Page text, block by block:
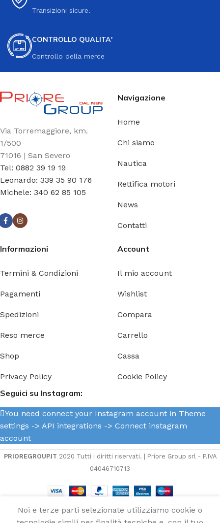
Transizioni sicure.
CONTROLLO QUALITA'
Controllo della merce
Via Torremaggiore, km.
1/500
71016 | San Severo
Tel: 0882 39 19 19
Leonardo: 339 35 90 176
Michele: 340 62 85 105
Navigazione
Home
Chi siamo
Nautica
Rettifica motori
News
Contatti
Informazioni
Termini & Condizioni
Pagamenti
Spedizioni
Reso merce
Shop
Privacy Policy
Account
Il mio account
Wishlist
Compara
Carrello
Cassa
Cookie Policy
Seguici su Instagram:
You need connect your Instagram account in Theme
settings -> API integrations -> Connect instagram
account
PRIOREGROUP.IT 2020 Tutti i diritti riservati. | Priore Group srl - P.IVA
04046710713
Noi e terze parti selezionate utilizziamo cookie o